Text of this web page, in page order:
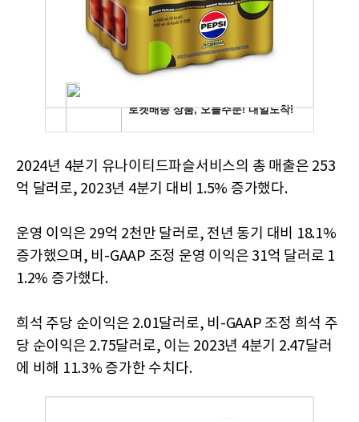
2024년 4분기 유나이티드파슬서비스의 총 매출은 253
억 달러로, 2023년 4분기 대비 1.5% 증가했다.
운영 이익은 29억 2천만 달러로, 전년 동기 대비 18.1%
증가했으며, 비-GAAP 조정 운영 이익은 31억 달러로 1
1.2% 증가했다.
희석 주당 순이익은 2.01달러로, 비-GAAP 조정 희석 주
당 순이익은 2.75달러로, 이는 2023년 4분기 2.47달러
에 비해 11.3% 증가한 수치다.